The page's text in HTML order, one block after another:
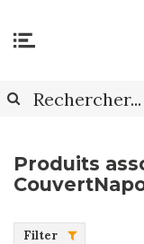
Produits
Filter